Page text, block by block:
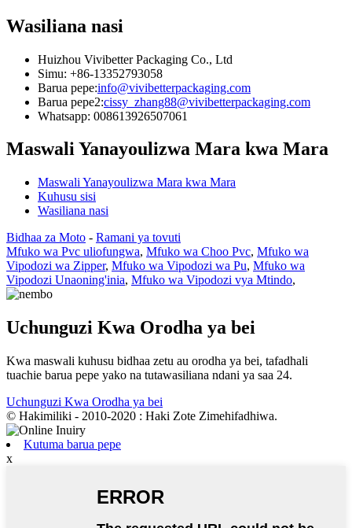
Wasiliana nasi
Huizhou Vivibetter Packaging Co., Ltd
Simu: +86-13352793058
Barua pepe:info@vivibetterpackaging.com
Barua pepe2:cissy_zhang88@vivibetterpackaging.com
Whatsapp: 008613926507061
Maswali Yanayoulizwa Mara kwa Mara
Maswali Yanayoulizwa Mara kwa Mara
Kuhusu sisi
Wasiliana nasi
Bidhaa za Moto - Ramani ya tovuti
Mfuko wa Pvc uliofungwa, Mfuko wa Choo Pvc, Mfuko wa
Vipodozi wa Zipper, Mfuko wa Vipodozi wa Pu, Mfuko wa
Vipodozi Unaoning'inia, Mfuko wa Vipodozi vya Mtindo,
Uchunguzi Kwa Orodha ya bei
Kwa maswali kuhusu bidhaa zetu au orodha ya bei, tafadhali
tuachie barua pepe yako na tutawasiliana ndani ya saa 24.
Uchunguzi Kwa Orodha ya bei
© Hakimiliki - 2010-2020 : Haki Zote Zimehifadhiwa.
Kutuma barua pepe
x